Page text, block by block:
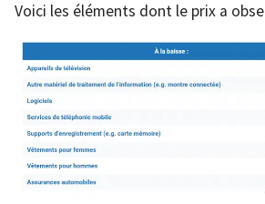
Voici les éléments dont le prix a